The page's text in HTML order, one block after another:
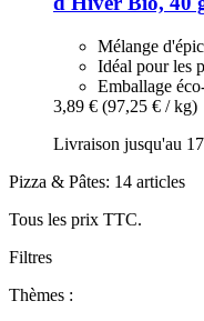
Mélange
Idéal pour les
Emballage
3,89 € (97,25 € / kg)
Livraison jusqu'au
Pizza & Pâtes: 14 articles
Tous les prix TTC.
Filtres
Thèmes :